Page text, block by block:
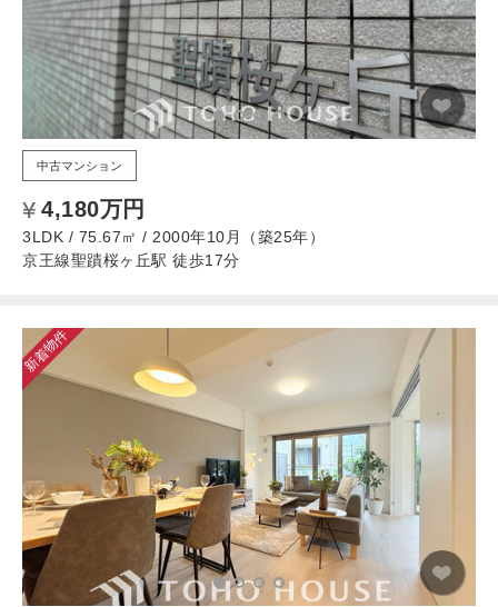
中古マンション
4,180万円
3LDK / 75.67㎡ / 2000年10月（築25年）
京王線聖蹟桜ヶ丘駅 徒歩17分
新着物件